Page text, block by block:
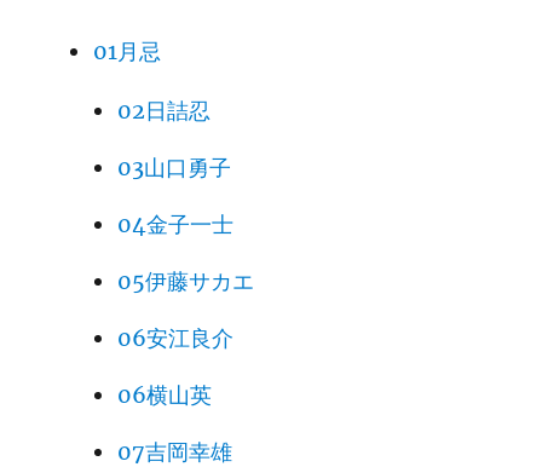
01月忌
02日詰忍
03山口勇子
04金子一士
05伊藤サカエ
06安江良介
06横山英
07吉岡幸雄